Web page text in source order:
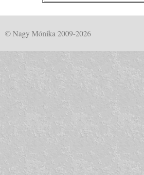
© Nagy Mónika 2009-2026